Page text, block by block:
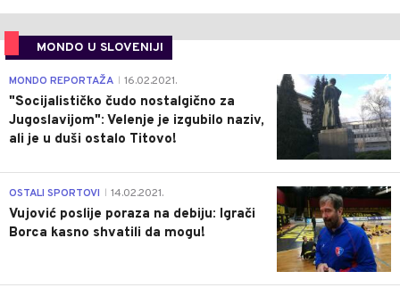
MONDO U SLOVENIJI
4
MONDO REPORTAŽA 16.02.2021.
"Socijalističko čudo nostalgično za
Jugoslavijom": Velenje je izgubilo naziv,
ali je u duši ostalo Titovo!
1
OSTALI SPORTOVI 14.02.2021.
Vujović poslije poraza na debiju: Igrači
Borca kasno shvatili da mogu!